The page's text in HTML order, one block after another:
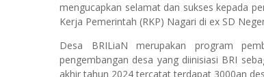
mengucapkan selamat dan sukses kepada
Kerja Pemerintah (RKP) Nagari di ex SD
Desa BRILiaN merupakan program
pengembangan desa yang diinisiasi BRI
akhir tahun 2024 tercatat terdapat 3000an